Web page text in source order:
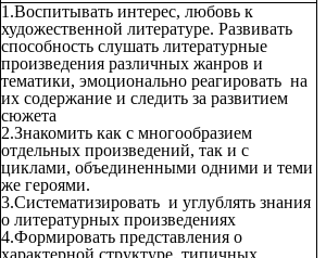
1.Воспитывать интерес, любовь к
художественной литературе. Развивать
способность слушать литературные
произведения различных жанров и
тематики, эмоционально реагировать на
их содержание и следить за развитием
сюжета
2.Знакомить как с многообразием
отдельных произведений, так и с
циклами, объединенными одними и теми
же героями.
3.Систематизировать и углублять знания
о литературных произведениях
4.Формировать представления о
характерной структуре, типичных